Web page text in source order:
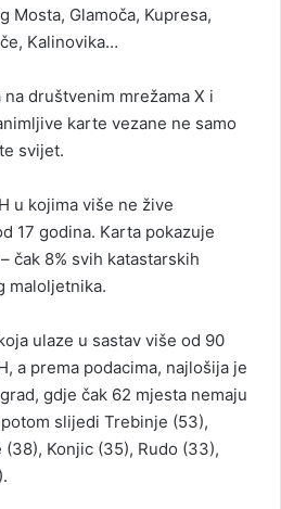
Mosta, Glamoča, Kupresa,
Kalinovika…
društvenim mrežama X i
karte vezane ne samo
svijet.
u kojima više ne žive
17 godina. Karta pokazuje
čak 8% svih katastarskih
maloljetnika.
ulaze u sastav više od 90
a prema podacima, najlošija je
gdje čak 62 mjesta nemaju
slijedi Trebinje (53),
(38), Konjic (35), Rudo (33),